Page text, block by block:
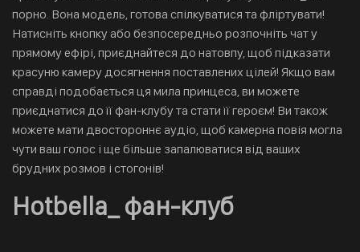
порно. Вона модель, готова спілкуватися та фліртувати!
Натисніть кнопку або безпосередньо розпочніть чат у
прямому ефірі, приєднайтеся до натовпу, щоб підказати
красуню камеру досягнення поставлених цілей! Якщо вам
справді подобається ця мила принцеса, ви можете
приєднатися до її фан-клубу та стати її героєм! Ви також
можете мати двостороннє аудіо, щоб камерна повія могла
чути ваш голос і ще більше запалюватися від ваших
брудних розмов і стогонів!
Hotbella_ фан-клуб